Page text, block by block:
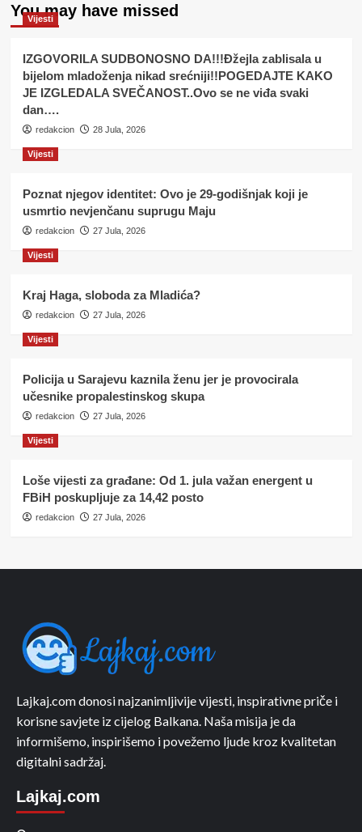
You may have missed
Vijesti
IZGOVORILA SUDBONOSNO DA!!!Đžejla zablisala u
bijelom mladoženja nikad srećniji!!POGEDAJTE KAKO
JE IZGLEDALA SVEČANOST..Ovo se ne viđa svaki
dan….
redakcion 28 Jula, 2026
Vijesti
Poznat njegov identitet: Ovo je 29-godišnjak koji je
usmrtio nevjenčanu suprugu Maju
redakcion 27 Jula, 2026
Vijesti
Kraj Haga, sloboda za Mladića?
redakcion 27 Jula, 2026
Vijesti
Policija u Sarajevu kaznila ženu jer je provocirala
učesnike propalestinskog skupa
redakcion 27 Jula, 2026
Vijesti
Loše vijesti za građane: Od 1. jula važan energent u
FBiH poskupljuje za 14,42 posto
redakcion 27 Jula, 2026
Lajkaj.com donosi najzanimljivije vijesti, inspirativne priče i
korisne savjete iz cijelog Balkana. Naša misija je da
informišemo, inspirišemo i povežemo ljude kroz kvalitetan
digitalni sadržaj.
Lajkaj.com